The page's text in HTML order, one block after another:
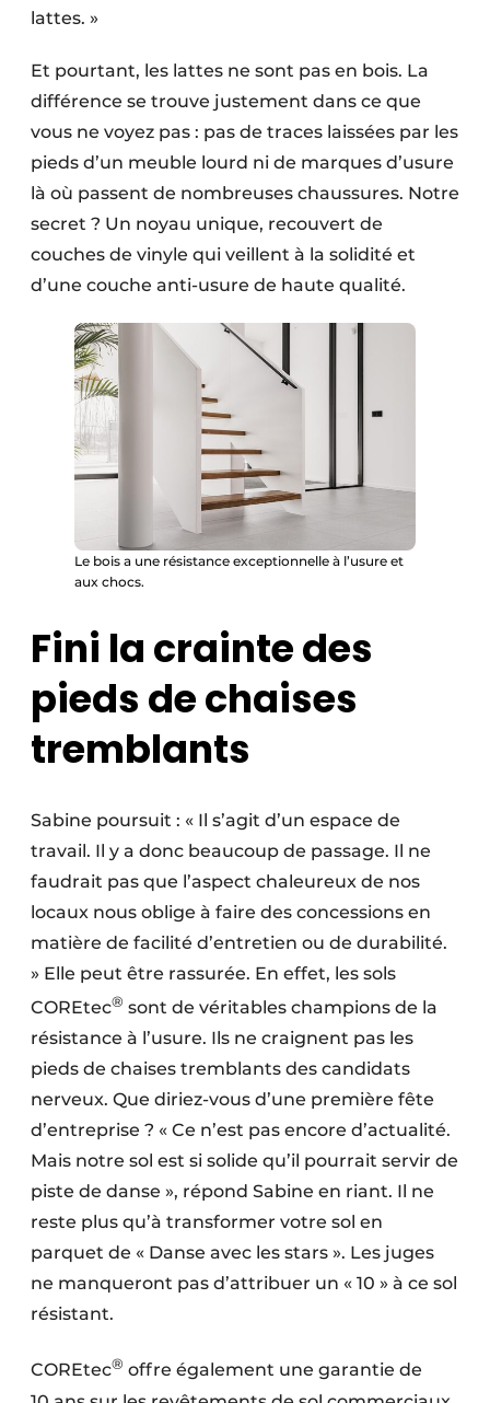
lattes. »
Et pourtant, les lattes ne sont pas en bois. La
différence se trouve justement dans ce que
vous ne voyez pas : pas de traces laissées par les
pieds d’un meuble lourd ni de marques d’usure
là où passent de nombreuses chaussures. Notre
secret ? Un noyau unique, recouvert de
couches de vinyle qui veillent à la solidité et
d’une couche anti-usure de haute qualité.
Le bois a une résistance exceptionnelle à l’usure et
aux chocs.
Fini la crainte des
pieds de chaises
tremblants
Sabine poursuit : « Il s’agit d’un espace de
travail. Il y a donc beaucoup de passage. Il ne
faudrait pas que l’aspect chaleureux de nos
locaux nous oblige à faire des concessions en
matière de facilité d’entretien ou de durabilité.
» Elle peut être rassurée. En effet, les sols
COREtec® sont de véritables champions de la
résistance à l’usure. Ils ne craignent pas les
pieds de chaises tremblants des candidats
nerveux. Que diriez-vous d’une première fête
d’entreprise ? « Ce n’est pas encore d’actualité.
Mais notre sol est si solide qu’il pourrait servir de
piste de danse », répond Sabine en riant. Il ne
reste plus qu’à transformer votre sol en
parquet de « Danse avec les stars ». Les juges
ne manqueront pas d’attribuer un « 10 » à ce sol
résistant.
COREtec® offre également une garantie de